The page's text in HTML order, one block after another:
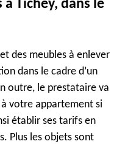
Tichey, dans le
des meubles à enlever
dans le cadre d’un
outre, le prestataire va
votre appartement si
établir ses tarifs en
Plus les objets sont